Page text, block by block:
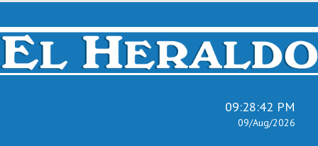
Skip
content
09:28:43 PM
09/Aug/2026